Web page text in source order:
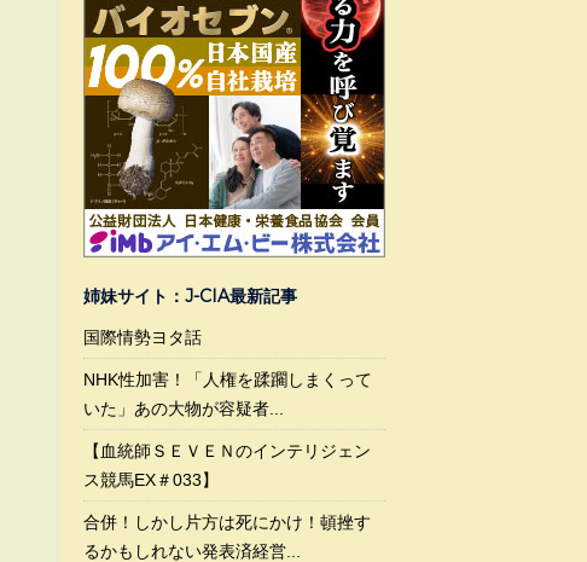
姉妹サイト：J-CIA最新記事
国際情勢ヨタ話
NHK性加害！「人権を蹂躙しまくって
いた」あの大物が容疑者...
【血統師ＳＥＶＥＮのインテリジェン
ス競馬EX＃033】
合併！しかし片方は死にかけ！頓挫す
るかもしれない発表済経営...